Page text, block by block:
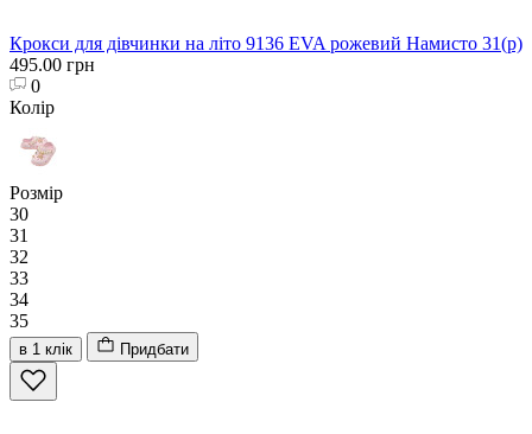
Крокси для дівчинки на літо 9136 EVA рожевий Намисто 31(р)
495.00 грн
0
Колір
Розмір
30
31
32
33
34
35
в 1 клік Придбати